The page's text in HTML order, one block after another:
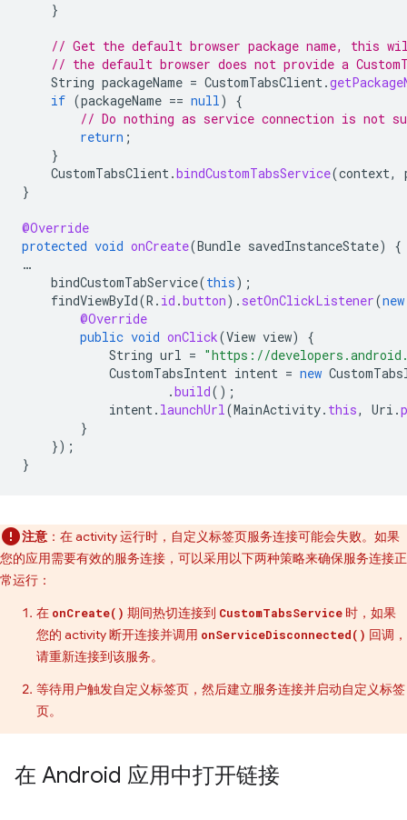
}
// Get the default browser package name, this
// the default browser does not provide a
String packageName = CustomTabsClient.
if (packageName == null)
{
// Do nothing as service connection is not
return ;
}
CustomTabsClient.bindCustomTabsService(context,
}
@Override
protected void onCreate(Bundle savedInstanceState)
{
…
bindCustomTabService(this);
findViewById(R . id .button). setOnClickListener(new
@Override
public void onClick(View view)
{
String url = "https://
CustomTabsIntent intent = new
.build();
intent. launchUrl(MainActivity. this, Uri .
}
});
}
注意 ：在 activity 运行时，自定义标签页服务连接可能会失败。如果
您的应用需要有效的服务连接，可以采用以下两种策略来确保服务连接正
常运行：
在 onCreate() 期间热切连接到 CustomTabsService 时，如果
您的 activity 断开连接并调用 onServiceDisconnected() 回调，
请重新连接到该服务。
等待用户触发自定义标签页，然后建立服务连接并启动自定义标签
页。
在 Android 应用中打开链接